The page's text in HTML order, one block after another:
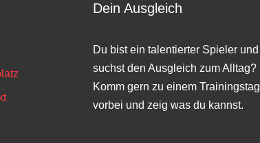
Dein Ausgleich
Du bist ein talentierter Spieler und
suchst den Ausgleich zum Alltag?
Komm gern zu einem Trainingstag
vorbei und zeig was du kannst.